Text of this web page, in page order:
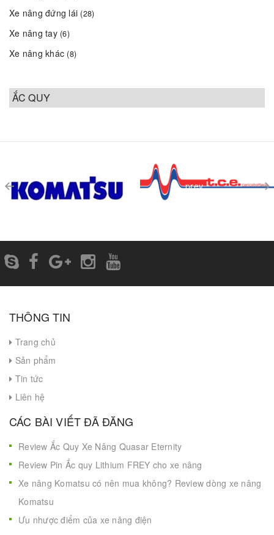
Xe nâng đứng lái (28)
Xe nâng tay (6)
Xe nâng khác (8)
ẮC QUY
prev
THÔNG TIN
Trang chủ
Sản phẩm
Tin tức
Liên hệ
CÁC BÀI VIẾT ĐÃ ĐĂNG
Review Ắc Quy Xe Nâng Quasar Eternity
Review Pin Ắc quy Lithium FREY cho xe nâng
Xe nâng Komatsu có nên mua không? Review dòng xe nâng
Komatsu
Ưu nhược điểm của xe nâng điện